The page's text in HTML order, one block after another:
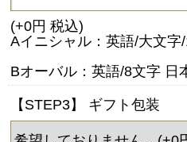
(+0円 税込)
Aイニシャル：英語/大文字
Bオーバル：英語/8文字 日
【STEP3】 ギフト包装